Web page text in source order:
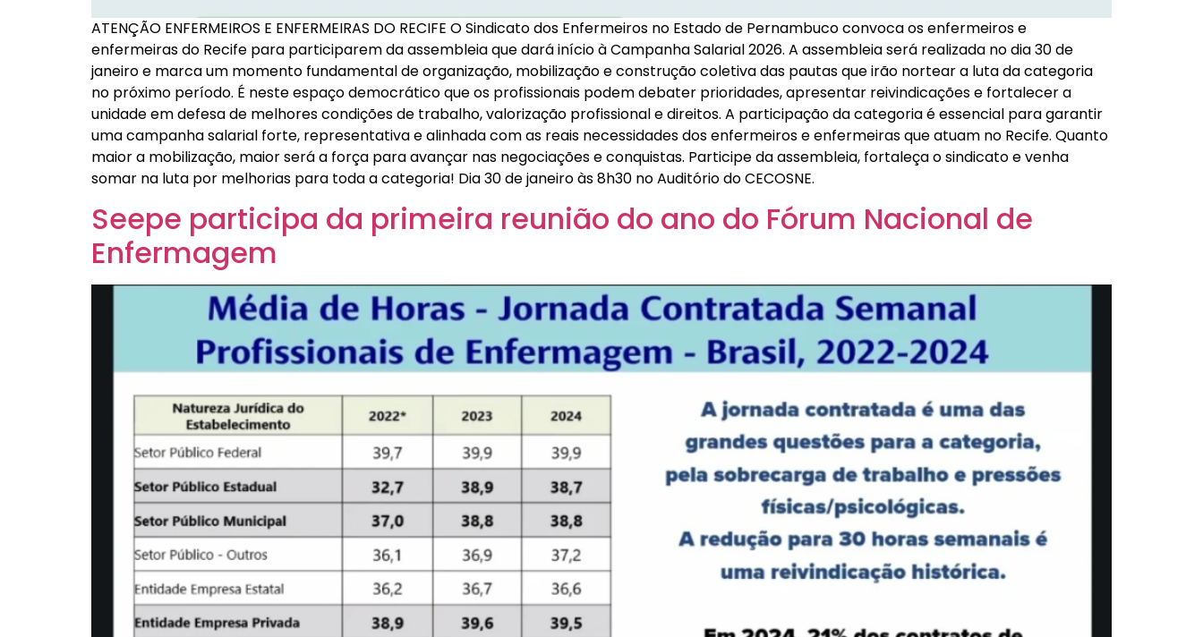
ATENÇÃO ENFERMEIROS E ENFERMEIRAS DO RECIFE O Sindicato dos Enfermeiros no Estado de Pernambuco convoca os enfermeiros e
enfermeiras do Recife para participarem da assembleia que dará início à Campanha Salarial 2026. A assembleia será realizada no dia 30 de
janeiro e marca um momento fundamental de organização, mobilização e construção coletiva das pautas que irão nortear a luta da categoria
no próximo período. É neste espaço democrático que os profissionais podem debater prioridades, apresentar reivindicações e fortalecer a
unidade em defesa de melhores condições de trabalho, valorização profissional e direitos. A participação da categoria é essencial para garantir
uma campanha salarial forte, representativa e alinhada com as reais necessidades dos enfermeiros e enfermeiras que atuam no Recife. Quanto
maior a mobilização, maior será a força para avançar nas negociações e conquistas. Participe da assembleia, fortaleça o sindicato e venha
somar na luta por melhorias para toda a categoria! Dia 30 de janeiro às 8h30 no Auditório do CECOSNE.
Seepe participa da primeira reunião do ano do Fórum Nacional de
Enfermagem